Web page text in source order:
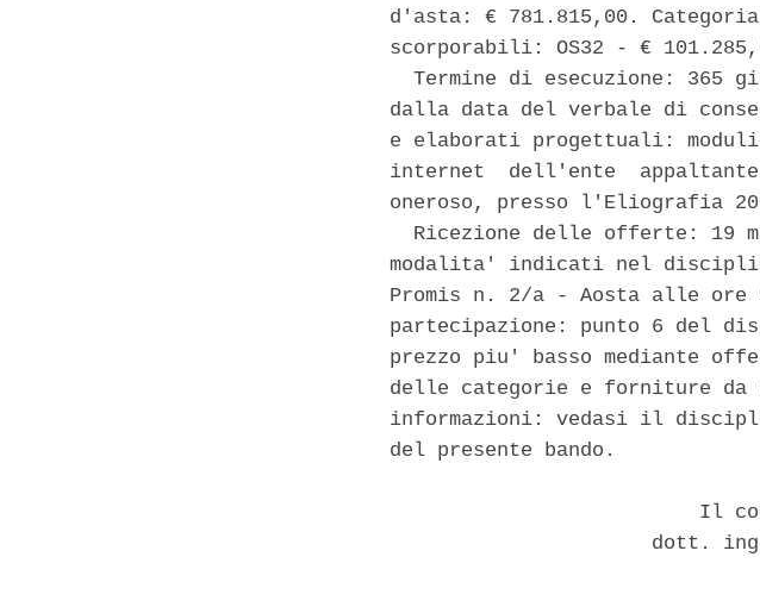
d'asta: € 781.815,00.
scorporabili: OS32 - €
Termine di esecuzione: 365
dalla data del verbale di
e elaborati progettuali:
internet  dell'ente
oneroso, presso l'Eliografia
Ricezione delle offerte: 19
modalita' indicati nel
Promis n. 2/a - Aosta alle
partecipazione: punto 6 del
prezzo piu' basso mediante
delle categorie e forniture
informazioni: vedasi il
del presente bando.
Il
dott.